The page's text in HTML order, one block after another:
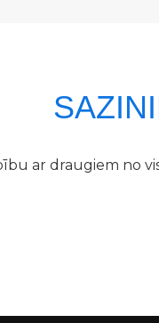
ar draugiem no